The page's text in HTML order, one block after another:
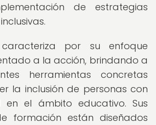
de estrategias
caracteriza por su enfoque
a la acción, brindando a
herramientas concretas
la inclusión de personas con
en el ámbito educativo. Sus
formación están diseñados